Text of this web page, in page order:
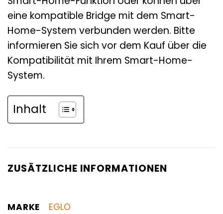
eine kompatible Bridge mit dem Smart-
Home-System verbunden werden. Bitte
informieren Sie sich vor dem Kauf über die
Kompatibilität mit Ihrem Smart-Home-
System.
Inhalt
ZUSÄTZLICHE INFORMATIONEN
MARKE EGLO